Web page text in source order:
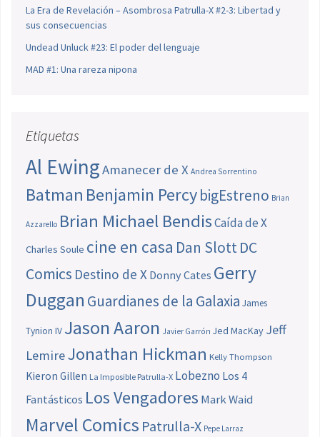
La Era de Revelación – Asombrosa Patrulla-X #2-3: Libertad y
sus consecuencias
Undead Unluck #23: El poder del lenguaje
MAD #1: Una rareza nipona
Etiquetas
Al EwingAmanecer de X Andrea Sorrentino
Batman Benjamin PercybigEstreno Brian
Azzarello Brian Michael BendisCaída de X
Charles Soule cine en casa Dan SlottDC
Comics Destino de X Donny Cates Gerry
Duggan Guardianes de la Galaxia James
Tynion IV Jason Aaron Javier Garrón Jed MacKay Jeff
LemireJonathan Hickman Kelly Thompson
Kieron Gillen La Imposible Patrulla-X Lobezno Los 4
Fantásticos Los Vengadores Mark Waid
Marvel Comics Patrulla-X Pepe Larraz